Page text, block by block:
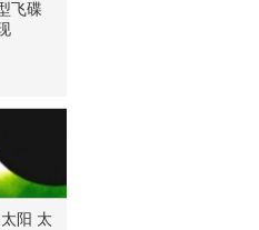
飞碟
阳 太